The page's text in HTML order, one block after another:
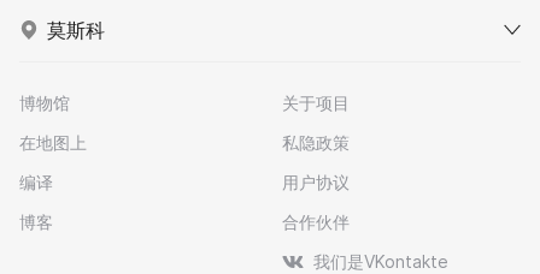
莫斯科
博物馆
在地图上
编译
博客
关于项目
私隐政策
用户协议
合作伙伴
我们是VKontakte